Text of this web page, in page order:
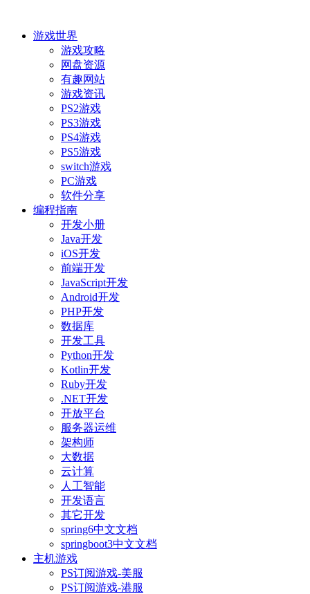
游戏世界
游戏攻略
网盘资源
有趣网站
游戏资讯
PS2游戏
PS3游戏
PS4游戏
PS5游戏
switch游戏
PC游戏
软件分享
编程指南
开发小册
Java开发
iOS开发
前端开发
JavaScript开发
Android开发
PHP开发
数据库
开发工具
Python开发
Kotlin开发
Ruby开发
.NET开发
开放平台
服务器运维
架构师
大数据
云计算
人工智能
开发语言
其它开发
spring6中文文档
springboot3中文文档
主机游戏
PS订阅游戏-美服
PS订阅游戏-港服